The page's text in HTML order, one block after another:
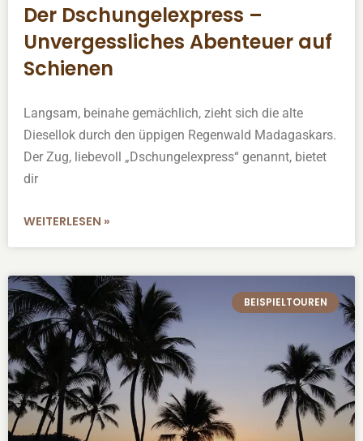
Der Dschungelexpress –
Unvergessliches Abenteuer auf
Schienen
Langsam, beinahe gemächlich, zieht sich die alte
Diesellok durch den üppigen Regenwald Madagaskars.
Der Zug, liebevoll „Dschungelexpress“ genannt, bietet
dir
WEITERLESEN »
BEISPIELTOUREN